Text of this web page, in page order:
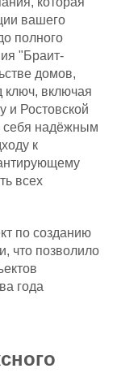
вашего
полного
"Браит-
домов,
ключ, включая
и Ростовской
себя надёжным
к
всех
по созданию
что позволило
года